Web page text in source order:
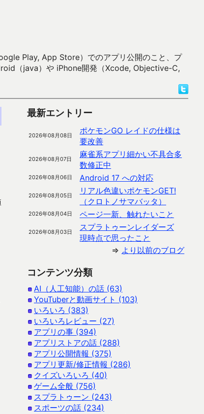
Play, App Store）でのアプリ公開のこと、プ
（java）や iPhone開発（Xcode, Objective-C,
最新エントリー
2026年08月08日
ポケモンGO レイドの仕様は
要改善
2026年08月07日
麻雀系アプリ細かい不具合多
数修正中
2026年08月06日 Android 17 への対応
2026年08月05日
リアル色違いポケモンGET!
（クロトノサマバッタ）
2026年08月04日 ページ一新、触れたいこと
2026年08月03日
スプラトゥーンレイダーズ
現時点で思ったこと
⇒ より以前のブログ
コンテンツ分類
AI（人工知能）の話 (63)
YouTuberと動画サイト (103)
いろいろ (383)
いろいろレビュー (27)
アプリの事 (394)
アプリストアの話 (288)
アプリ公開情報 (375)
アプリ更新/修正情報 (286)
クイズいろいろ (40)
ゲーム全般 (756)
スプラトゥーン (243)
スポーツの話 (234)